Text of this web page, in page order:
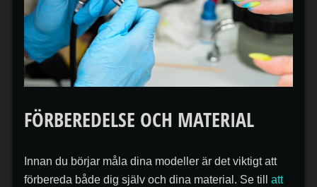
FÖRBEREDELSE OCH MATERIAL
Innan du börjar måla dina modeller är det viktigt att
förbereda både dig själv och dina material. Se tillatt